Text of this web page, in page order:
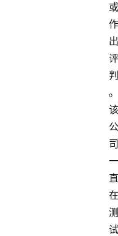
或
作
出
评
判
。
该
公
司
一
直
在
测
试